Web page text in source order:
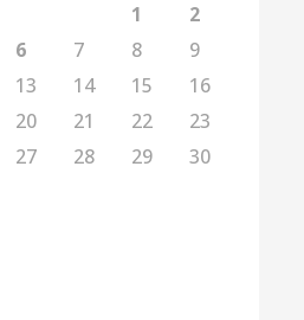
1
2
6 7 8
9
13 14 15
16
20 21 22
23
27 28 29
30